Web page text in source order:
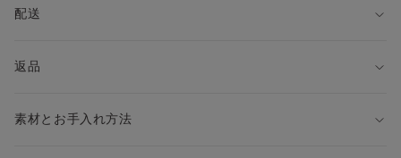
配送
返品
素材とお手入れ方法